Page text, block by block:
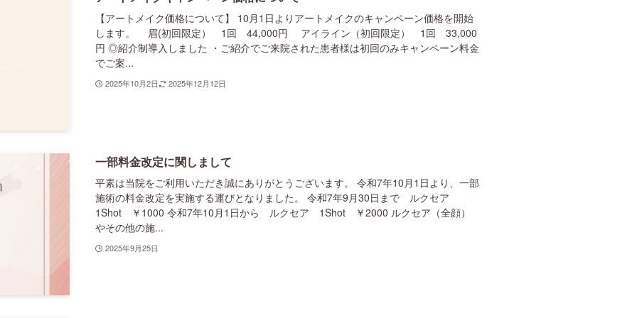
【アートメイク価格について】 10月1日よりアートメイクのキャンペーン価格を開始
します。 眉(初回限定） 1回 44,000円 アイライン（初回限定） 1回 33,000
円 ◎紹介制導入しました ・ご紹介でご来院された患者様は初回のみキャンペーン料金
でご案...
2025年10月2日 2025年12月12日
一部料金改定に関しまして
平素は当院をご利用いただき誠にありがとうございます。 令和7年10月1日より、一部
施術の料金改定を実施する運びとなりました。 令和7年9月30日まで ルクセア
1Shot ￥1000 令和7年10月1日から ルクセア 1Shot ￥2000 ルクセア（全顔）
やその他の施...
2025年9月25日